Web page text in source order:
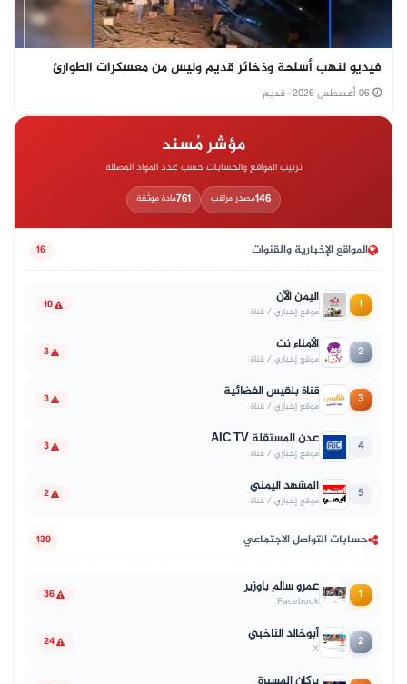
فيديو لنهب أسلحة وذخائر قديم وليس من معسكرات الطوارئ
· قديم
مؤشر مُسند
ترتيب المواقع والحسابات حسب عدد المواد المضللة
146مصدر مراقب 761مادة موثّقة
المواقع الإخبارية والقنوات 16
1 اليمن الآن
موقع إخباري / قناة 10
2 الأمناء نت
موقع إخباري / قناة 3
3 قناة بلقيس الفضائية
موقع إخباري / قناة 3
4 عدن المستقلة AIC TV
موقع إخباري / قناة 3
5 المشهد اليمني
موقع إخباري / قناة 2
حسابات التواصل الاجتماعي 130
1 عمرو سالم باوزير
Facebook
36
2 أبوخالد الناخبي
X
24